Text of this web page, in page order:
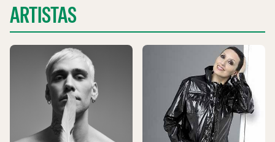
ARTISTAS